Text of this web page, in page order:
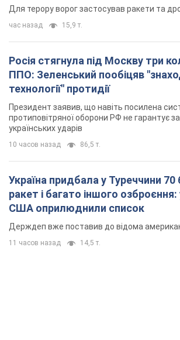
Для терору ворог застосував ракети та
час назад 15,9 т.
Росія стягнула під Москву три
ППО: Зеленський пообіцяв
технології" протидії
Президент заявив, що навіть посилена
протиповітряної оборони РФ не гарантує
українських ударів
10 часов назад 86,5 т.
Україна придбала у Туреччини 70
ракет і багато іншого
США оприлюднили список
Держдеп вже поставив до відома
11 часов назад 14,5 т.